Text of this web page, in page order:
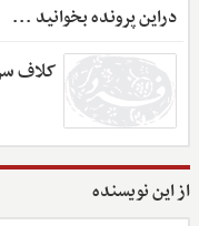
دراین پرونده بخوانید ...
کلاف
از این نویسنده